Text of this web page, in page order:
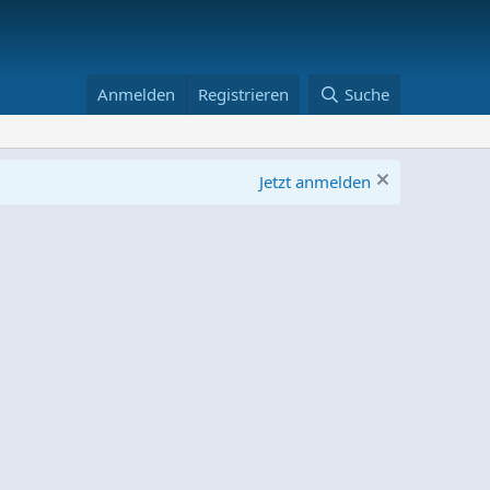
Anmelden Registrieren Suche
Jetzt anmelden